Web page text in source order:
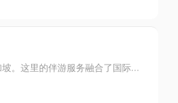
南部门户，紧邻新加坡。这里的伴游服务融合了国际化与本地风情，带来多元的体验。